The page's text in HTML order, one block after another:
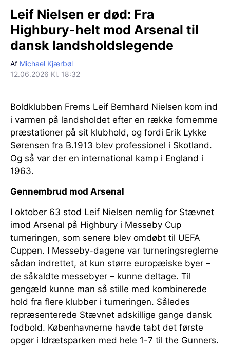
Leif Nielsen er død: Fra
Highbury-helt mod Arsenal til
dansk landsholdslegende
Af Michael Kjærbøl
12.06.2026 Kl. 18:32
Boldklubben Frems Leif Bernhard Nielsen kom ind
i varmen på landsholdet efter en række fornemme
præstationer på sit klubhold, og fordi Erik Lykke
Sørensen fra B.1913 blev professionel i Skotland.
Og så var der en international kamp i England i
1963.
Gennembrud mod Arsenal
I oktober 63 stod Leif Nielsen nemlig for Stævnet
imod Arsenal på Highbury i Messeby Cup
turneringen, som senere blev omdøbt til UEFA
Cuppen. I Messeby-dagene var turneringsreglerne
sådan indrettet, at kun større europæiske byer –
de såkaldte messebyer – kunne deltage. Til
gengæld kunne man så stille med kombinerede
hold fra flere klubber i turneringen. Således
repræsenterede Stævnet adskillige gange dansk
fodbold. Københavnerne havde tabt det første
opgør i Idrætsparken med hele 1-7 til the Gunners.